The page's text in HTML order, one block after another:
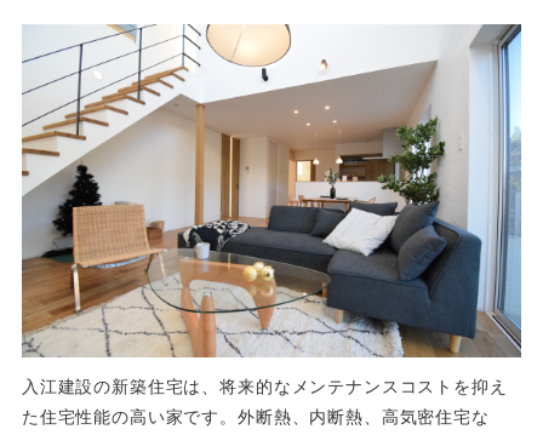
入江建設の新築住宅は、将来的なメンテナンスコストを抑え
た住宅性能の高い家です。外断熱、内断熱、高気密住宅な